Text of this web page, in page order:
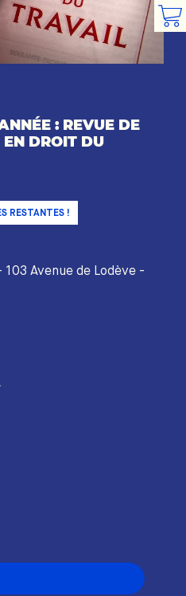
: REVUE DE
DROIT DU
RESTANTES !
Avenue de Lodève -